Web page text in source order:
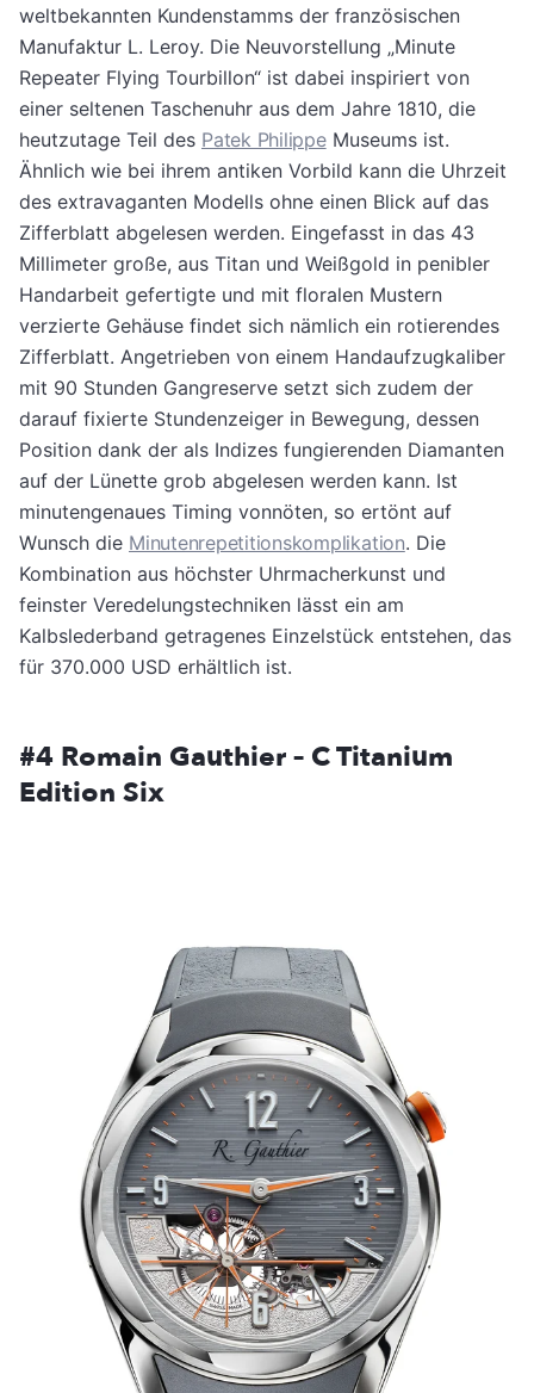
weltbekannten Kundenstamms der französischen
Manufaktur L. Leroy. Die Neuvorstellung „Minute
Repeater Flying Tourbillon“ ist dabei inspiriert von
einer seltenen Taschenuhr aus dem Jahre 1810, die
heutzutage Teil des Patek PhilippeMuseums ist.
Ähnlich wie bei ihrem antiken Vorbild kann die Uhrzeit
des extravaganten Modells ohne einen Blick auf das
Zifferblatt abgelesen werden. Eingefasst in das 43
Millimeter große, aus Titan und Weißgold in penibler
Handarbeit gefertigte und mit floralen Mustern
verzierte Gehäuse findet sich nämlich ein rotierendes
Zifferblatt. Angetrieben von einem Handaufzugkaliber
mit 90 Stunden Gangreserve setzt sich zudem der
darauf fixierte Stundenzeiger in Bewegung, dessen
Position dank der als Indizes fungierenden Diamanten
auf der Lünette grob abgelesen werden kann. Ist
minutengenaues Timing vonnöten, so ertönt auf
Wunsch die Minutenrepetitionskomplikation. Die
Kombination aus höchster Uhrmacherkunst und
feinster Veredelungstechniken lässt ein am
Kalbslederband getragenes Einzelstück entstehen, das
für 370.000 USD erhältlich ist.
#4 Romain Gauthier – C Titanium
Edition Six